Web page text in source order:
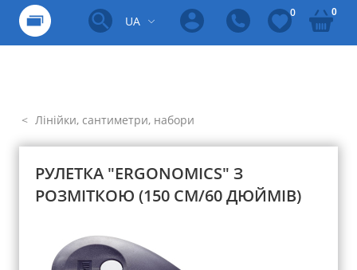
UA
0 0
Лінійки, сантиметри, набори
РУЛЕТКА "ERGONOMICS" З
РОЗМІТКОЮ (150 СМ/60 ДЮЙМІВ)